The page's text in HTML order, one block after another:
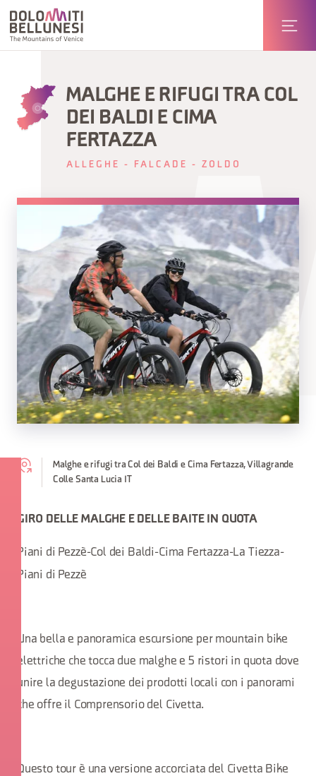
MALGHE E RIFUGI TRA COL
DEI BALDI E CIMA
FERTAZZA
ALLEGHE - FALCADE - ZOLDO
Malghe e rifugi tra Col dei Baldi e Cima Fertazza, Villagrande
Colle Santa Lucia IT
GIRO DELLE MALGHE E DELLE BAITE IN QUOTA
Piani di Pezzè-Col dei Baldi-Cima Fertazza-La Tiezza-
Piani di Pezzè
Una bella e panoramica escursione per mountain bike
elettriche che tocca due malghe e 5 ristori in quota dove
unire la degustazione dei prodotti locali con i panorami
che offre il Comprensorio del Civetta.
Questo tour è una versione accorciata del Civetta Bike